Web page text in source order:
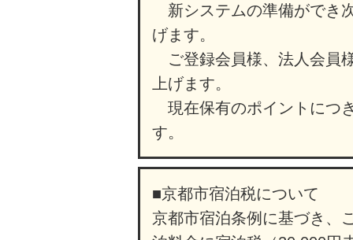
新システムの準備ができ
げます。
ご登録会員様、法人会員
上げます。
現在保有のポイントにつ
す。
■京都市宿泊税について
京都市宿泊条例に基づき、